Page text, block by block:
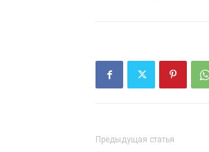
Предыдущая статья